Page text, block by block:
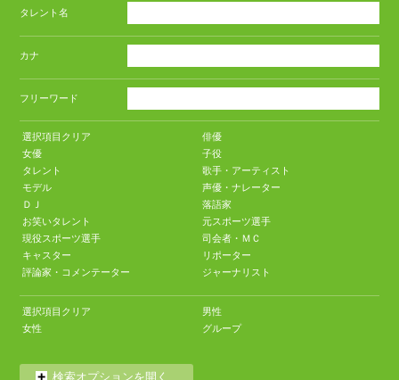
タレント名
カナ
フリーワード
選択項目クリア
俳優
女優
子役
タレント
歌手・アーティスト
モデル
声優・ナレーター
ＤＪ
落語家
お笑いタレント
元スポーツ選手
現役スポーツ選手
司会者・ＭＣ
キャスター
リポーター
評論家・コメンテーター
ジャーナリスト
選択項目クリア
男性
女性
グループ
検索オプションを開く